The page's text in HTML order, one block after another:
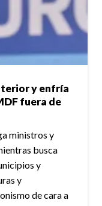
y enfría
fuera de
ministros y
busca
y
y
de cara a